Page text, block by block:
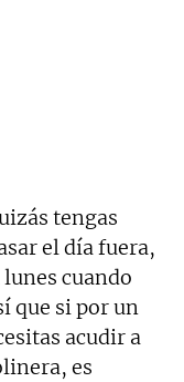
tengas
el día fuera,
cuando
que si por un
acudir a
es